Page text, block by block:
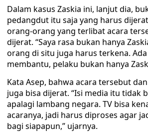
Dalam kasus Zaskia ini, lanjut dia,
pedangdut itu saja yang harus
orang-orang yang terlibat acara
dijerat. “Saya rasa bukan hanya
orang di situ juga harus terkena.
membantu, pelaku bukan hanya
Kata Asep, bahwa acara tersebut
juga bisa dijerat. “Isi media itu tidak
apalagi lambang negara. TV bisa
acaranya, jadi harus diproses agar
bagi siapapun,” ujarnya.